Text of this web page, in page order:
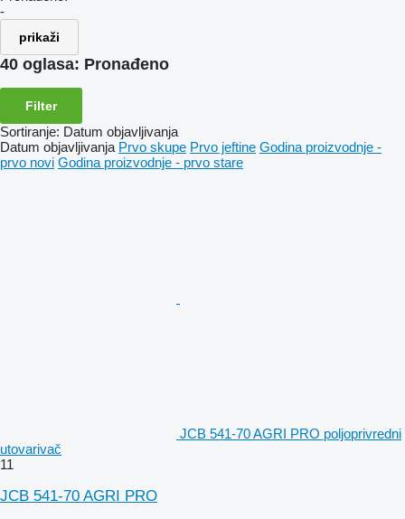
-
prikaži
40 oglasa: Pronađeno
Filter
Sortiranje: Datum objavljivanja
Datum objavljivanja Prvo skupe Prvo jeftine Godina proizvodnje -
prvo novi Godina proizvodnje - prvo stare
JCB 541-70 AGRI PRO poljoprivredni
utovarivač
11
JCB 541-70 AGRI PRO